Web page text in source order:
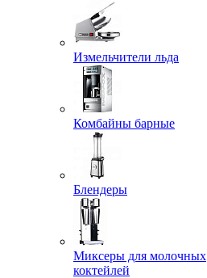
Измельчители льда
Комбайны барные
Блендеры
Миксеры для молочных
коктейлей